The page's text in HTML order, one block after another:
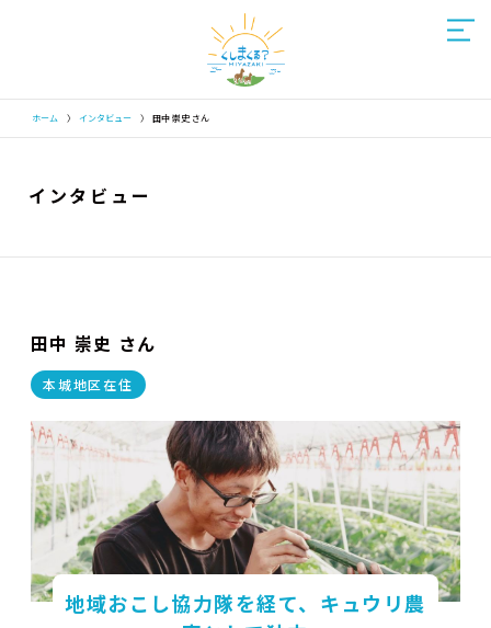
ホーム 〉 インタビュー 〉 田中 崇史 さん
インタビュー
田中 崇史 さん
本城地区在住
地域おこし協力隊を経て、キュウリ農